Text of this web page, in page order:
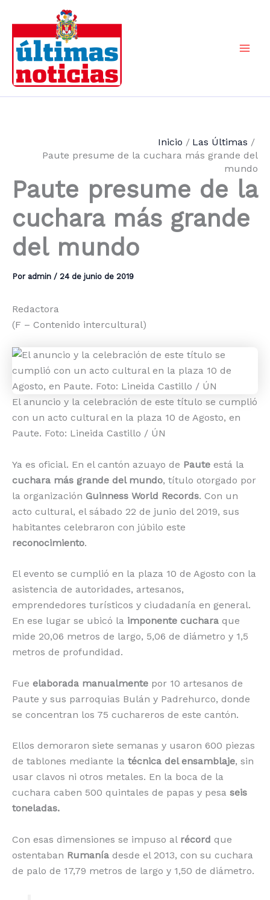
contenido
Inicio
Las Últimas
Paute presume de la cuchara más grande del
mundo
Paute presume de la
cuchara más grande
del mundo
Por admin / 24 de junio de 2019
Redactora
(F – Contenido intercultural)
El anuncio y la celebración de este título se cumplió
con un acto cultural en la plaza 10 de Agosto, en
Paute. Foto: Lineida Castillo / ÚN
Ya es oficial. En el cantón azuayo de Paute está la
cuchara más grande del mundo, título otorgado por
la organización Guinness World Records. Con un
acto cultural, el sábado 22 de junio del 2019, sus
habitantes celebraron con júbilo este
reconocimiento.
El evento se cumplió en la plaza 10 de Agosto con la
asistencia de autoridades, artesanos,
emprendedores turísticos y ciudadanía en general.
En ese lugar se ubicó la imponente cuchara que
mide 20,06 metros de largo, 5,06 de diámetro y 1,5
metros de profundidad.
Fue elaborada manualmente por 10 artesanos de
Paute y sus parroquias Bulán y Padrehurco, donde
se concentran los 75 cuchareros de este cantón.
Ellos demoraron siete semanas y usaron 600 piezas
de tablones mediante la técnica del ensamblaje, sin
usar clavos ni otros metales. En la boca de la
cuchara caben 500 quintales de papas y pesa seis
toneladas.
Con esas dimensiones se impuso al récord que
ostentaban Rumanía desde el 2013, con su cuchara
de palo de 17,79 metros de largo y 1,50 de diámetro.